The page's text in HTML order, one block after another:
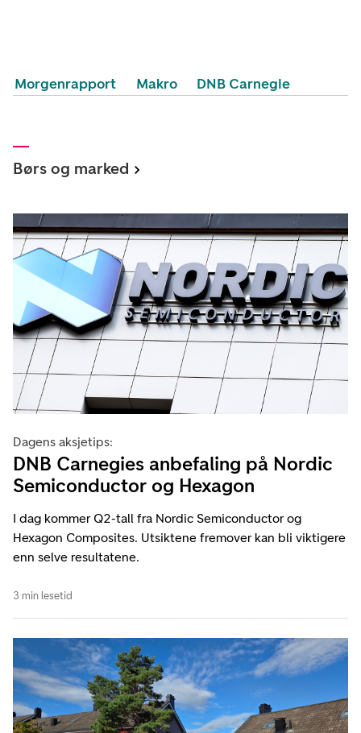
Morgenrapport Makro DNB Carnegie
Børs og marked
Dagens aksjetips:
DNB Carnegies anbefaling på Nordic
Semiconductor og Hexagon
I dag kommer Q2-tall fra Nordic Semiconductor og
Hexagon Composites. Utsiktene fremover kan bli viktigere
enn selve resultatene.
3 min lesetid